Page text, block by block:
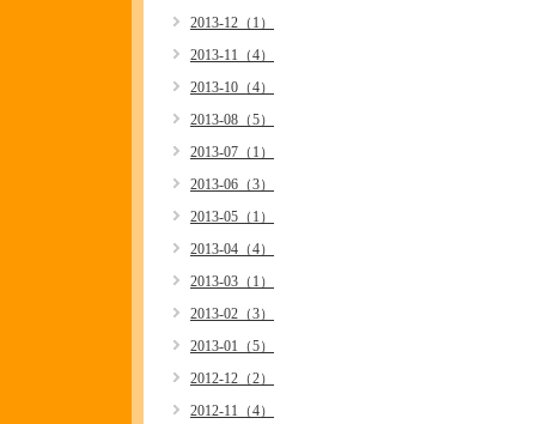
2013-12（1）
2013-11（4）
2013-10（4）
2013-08（5）
2013-07（1）
2013-06（3）
2013-05（1）
2013-04（4）
2013-03（1）
2013-02（3）
2013-01（5）
2012-12（2）
2012-11（4）